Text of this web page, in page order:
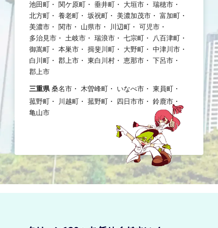
池田町
関ケ原町 垂井町 大垣市
瑞穂市
北方町
養老町 坂祝町 美濃加茂市
富加町
美濃市
関市 山県市 川辺町
可児市
多治見市
土岐市 瑞浪市 七宗町
八百津町
御嵩町
本巣市 揖斐川町 大野町
中津川市
白川町
郡上市 東白川村 恵那市
下呂市
郡上市
三重県 桑名市 木曽峰町 いなべ市
東員町
菰野町
川越町 菰野町 四日市市
鈴鹿市
亀山市